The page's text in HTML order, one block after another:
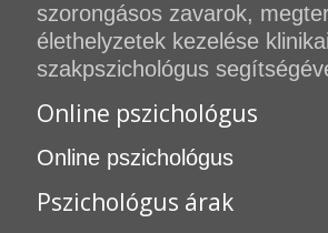
szorongásos zavarok,
élethelyzetek kezelése klinikai
szakpszichológus
Online pszichológus
Online pszichológus
Pszichológus árak